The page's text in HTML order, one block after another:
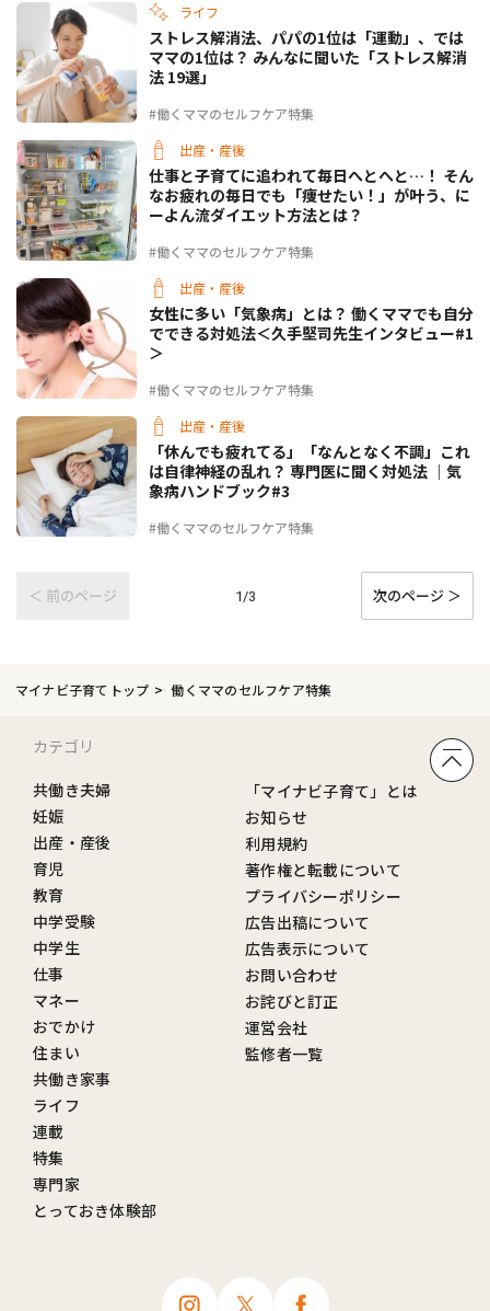
ライフ
#働くママのセルフケア特集
ストレス解消法、パパの1位は「運動」、では
ママの1位は？ みんなに聞いた「ストレス解消
法 19選」
出産・産後
#働くママのセルフケア特集
仕事と子育てに追われて毎日へとへと…！ そん
なお疲れの毎日でも「痩せたい！」が叶う、に
ーよん流ダイエット方法とは？
出産・産後
#働くママのセルフケア特集
女性に多い「気象病」とは？ 働くママでも自分
でできる対処法＜久手堅司先生インタビュー#1
＞
出産・産後
#働くママのセルフケア特集
「休んでも疲れてる」「なんとなく不調」これ
は自律神経の乱れ？ 専門医に聞く対処法 ｜気
象病ハンドブック#3
＜ 前のページ 1/3 次のページ ＞
マイナビ子育てトップ 働くママのセルフケア特集
カテゴリ
共働き夫婦
妊娠
出産・産後
育児
教育
中学受験
中学生
仕事
マネー
おでかけ
住まい
共働き家事
ライフ
連載
特集
専門家
とっておき体験部
「マイナビ子育て」とは
お知らせ
利用規約
著作権と転載について
プライバシーポリシー
広告出稿について
広告表示について
お問い合わせ
お詫びと訂正
運営会社
監修者一覧